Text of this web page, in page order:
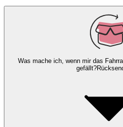
Was mache ich, wenn mir das
gefällt?